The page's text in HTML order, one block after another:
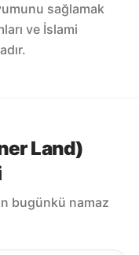
sağlamak
ve İslami
Land)
bugünkü namaz